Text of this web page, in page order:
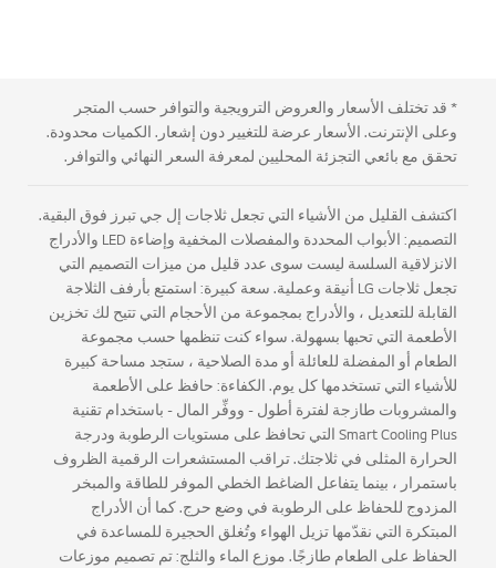
* قد تختلف الأسعار والعروض الترويجية والتوافر حسب المتجر
وعلى الإنترنت. الأسعار عرضة للتغيير دون إشعار. الكميات محدودة.
تحقق مع بائعي التجزئة المحليين لمعرفة السعر النهائي والتوافر.
اكتشف القليل من الأشياء التي تجعل ثلاجات إل جي تبرز فوق البقية.
التصميم: الأبواب المحددة والمفصلات المخفية وإضاءة LED والأدراج
الانزلاقية السلسة ليست سوى عدد قليل من ميزات التصميم التي
تجعل ثلاجات LG أنيقة وعملية. سعة كبيرة: استمتع بأرفف الثلاجة
القابلة للتعديل ، والأدراج بمجموعة من الأحجام التي تتيح لك تخزين
الأطعمة التي تحبها بسهولة. سواء كنت تنظمها حسب مجموعة
الطعام أو المفضلة للعائلة أو مدة الصلاحية ، ستجد مساحة كبيرة
للأشياء التي تستخدمها كل يوم. الكفاءة: حافظ على الأطعمة
والمشروبات طازجة لفترة أطول - ووفِّر المال - باستخدام تقنية
Smart Cooling Plus التي تحافظ على مستويات الرطوبة ودرجة
الحرارة المثلى في ثلاجتك. تراقب المستشعرات الرقمية الظروف
باستمرار ، بينما يتفاعل الضاغط الخطي الموفر للطاقة والمبخر
المزدوج للحفاظ على الرطوبة في وضع حرج. كما أن الأدراج
المبتكرة التي نقدّمها تزيل الهواء وتُغلق الحجيرة للمساعدة في
الحفاظ على الطعام طازجًا. موزع الماء والثلج: تم تصميم موزعات